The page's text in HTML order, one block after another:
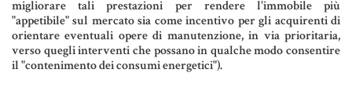
LEASING
migliorare tali prestazioni per rendere l'immobile più
"appetibile" sul mercato sia come incentivo per gli acquirenti di
orientare eventuali opere di manutenzione, in via prioritaria,
verso quegli interventi che possano in qualche modo consentire
il "contenimento dei consumi energetici").